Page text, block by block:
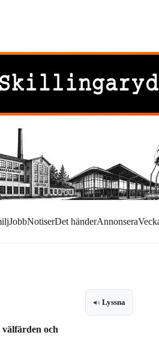
JobbNotiserDet händerAnnonsera
Lyssna
och